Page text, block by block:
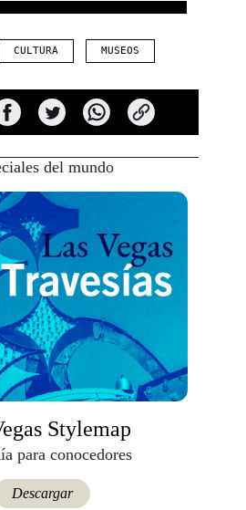
CULTURA MUSEOS
del mundo
Stylemap
para conocedores
Descargar